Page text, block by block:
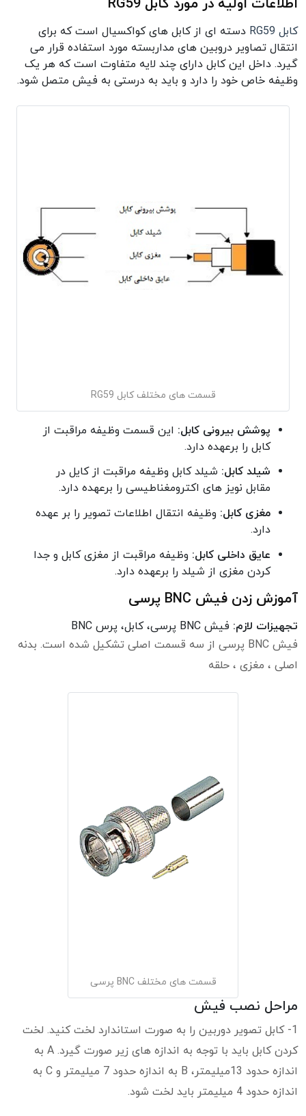
کابل RG59
دسته ای از کابل های کواکسیال است که برای
انتقال تصاویر دروبین های مداربسته مورد استفاده قرار می
گیرد. داخل این کابل دارای چند لایه متفاوت است که هر یک
وظیفه خاص خود را دارد و باید به درستی به فیش متصل شود.
قسمت های مختلف کابل RG59
پوشش بیرونی کابل: این قسمت وظیفه مراقبت از
کابل را برعهده دارد.
شیلد کابل: شیلد کابل وظیفه مراقبت از کایل در
مقابل نویز های اکترومغناطیسی را برعهده دارد.
مغزی کابل: وظیفه انتقال اطلاعات تصویر را بر عهده
دارد.
عایق داخلی کابل: وظیفه مراقبت از مغزی کابل و جدا
کردن مغزی از شیلد را برعهده دارد.
آموزش زدن فیش BNC پرسی
تجهیزات لازم: فیش BNC پرسی، کابل، پرس BNC
فیش BNC پرسی از سه قسمت اصلی تشکیل شده است. بدنه
اصلی ، مغزی ، حلقه
قسمت های مختلف BNC پرسی
مراحل نصب فیش
1- کابل تصویر دوربین را به صورت استاندارد لخت کنید. لخت
کردن کابل باید با توجه به اندازه های زیر صورت گیرد. A به
اندازه حدود 13میلیمتر، B به اندازه حدود 7 میلیمتر و C به
اندازه حدود 4 میلیمتر باید لخت شود.